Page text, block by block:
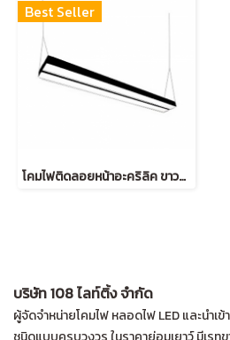
Best Seller
โคมไฟติดลอยหน้าอะคริลิค ขาวนม แขวนคู่ T8 2*36W พร้อมสลิงY สีดำ
บริษัท 108 ไลท์ติ้ง จำกัด
ผู้จัดจำหน่ายโคมไฟ หลอดไฟ LED และนำ